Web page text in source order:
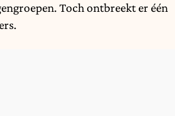
Toch ontbreekt er één